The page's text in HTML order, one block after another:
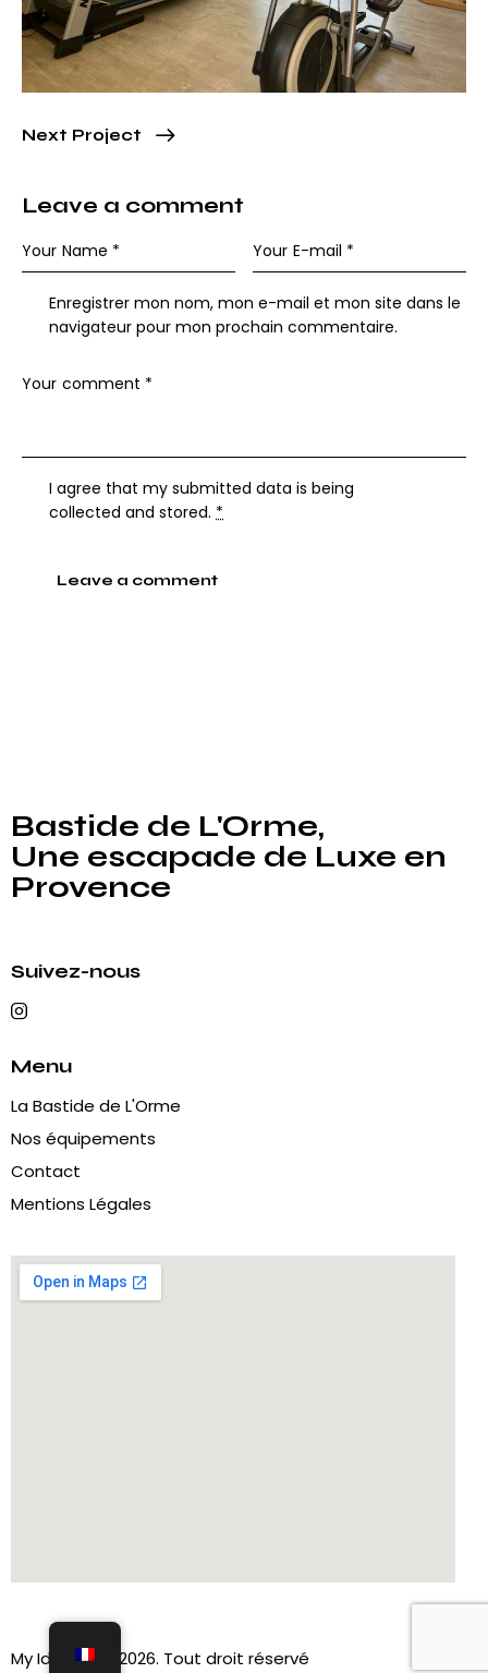
Next Project
Leave a comment
Enregistrer mon nom, mon e-mail et mon site dans le
navigateur pour mon prochain commentaire.
I agree that my submitted data is being
collected and stored. *
Bastide de L'Orme,
Une escapade de Luxe en
Provence
Suivez-nous
Menu
La Bastide de L'Orme
Nos équipements
Contact
Mentions Légales
My Ident-IT© 2026. Tout droit réservé